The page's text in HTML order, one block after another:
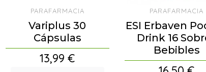
PARAFARMACIA
Variplus 30
Cápsulas
Precio
13,99 €
PARAFARMACIA
ESI Erbaven
Drink 16
Bebibles